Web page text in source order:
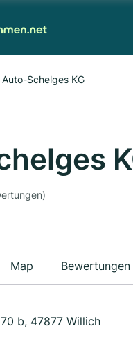
Auto-Schelges KG
Map Bewertungen
b, 47877 Willich